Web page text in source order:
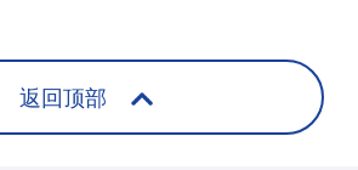
返回顶部